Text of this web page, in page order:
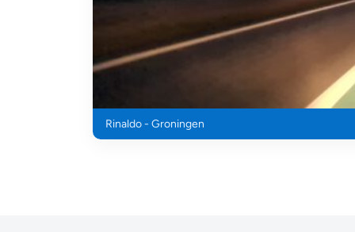
Rinaldo - Groningen